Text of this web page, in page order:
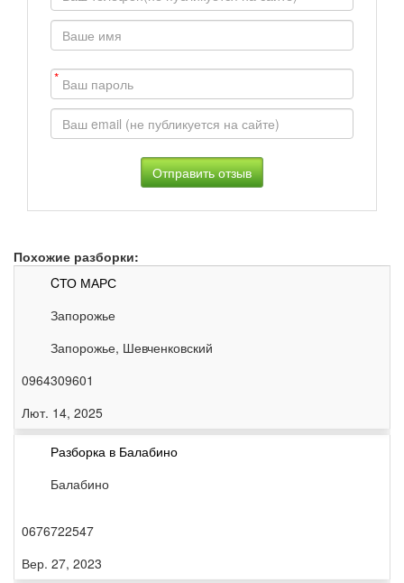
*
Похожие разборки:
CТО МАРС
Запорожье
Запорожье, Шевченковский
0964309601
Лют. 14, 2025
Разборка в Балабино
Балабино
0676722547
Вер. 27, 2023